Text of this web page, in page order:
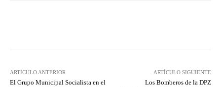
ARTÍCULO ANTERIOR
El Grupo Municipal Socialista en el
ARTÍCULO SIGUIENTE
Los Bomberos de la DPZ